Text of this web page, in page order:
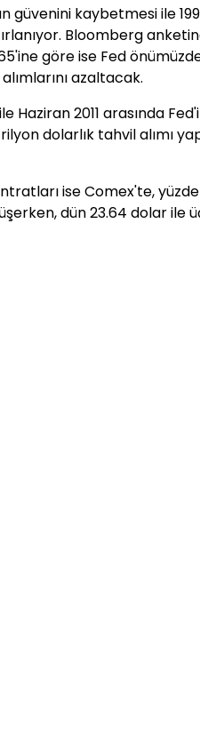
güvenini kaybetmesi ile
Bloomberg
göre ise Fed
azaltacak.
Haziran 2011 arasında
dolarlık tahvil alımı
ise Comex'te,
dün 23.64 dolar ile